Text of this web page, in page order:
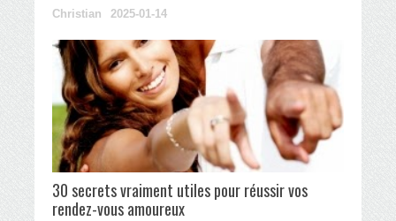
Christian 2025-01-14
30 secrets vraiment utiles pour réussir vos
rendez-vous amoureux